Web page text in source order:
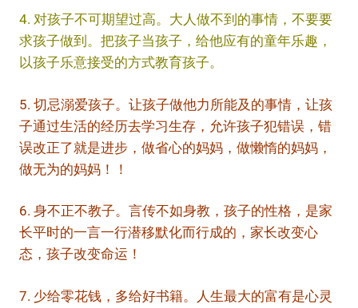
4. 对孩子不可期望过高。大人做不到的事情，不要要
求孩子做到。把孩子当孩子，给他应有的童年乐趣，
以孩子乐意接受的方式教育孩子。
5. 切忌溺爱孩子。让孩子做他力所能及的事情，让孩
子通过生活的经历去学习生存，允许孩子犯错误，错
误改正了就是进步，做省心的妈妈，做懒惰的妈妈，
做无为的妈妈！！
6. 身不正不教子。言传不如身教，孩子的性格，是家
长平时的一言一行潜移默化而行成的，家长改变心
态，孩子改变命运！
7. 少给零花钱，多给好书籍。人生最大的富有是心灵